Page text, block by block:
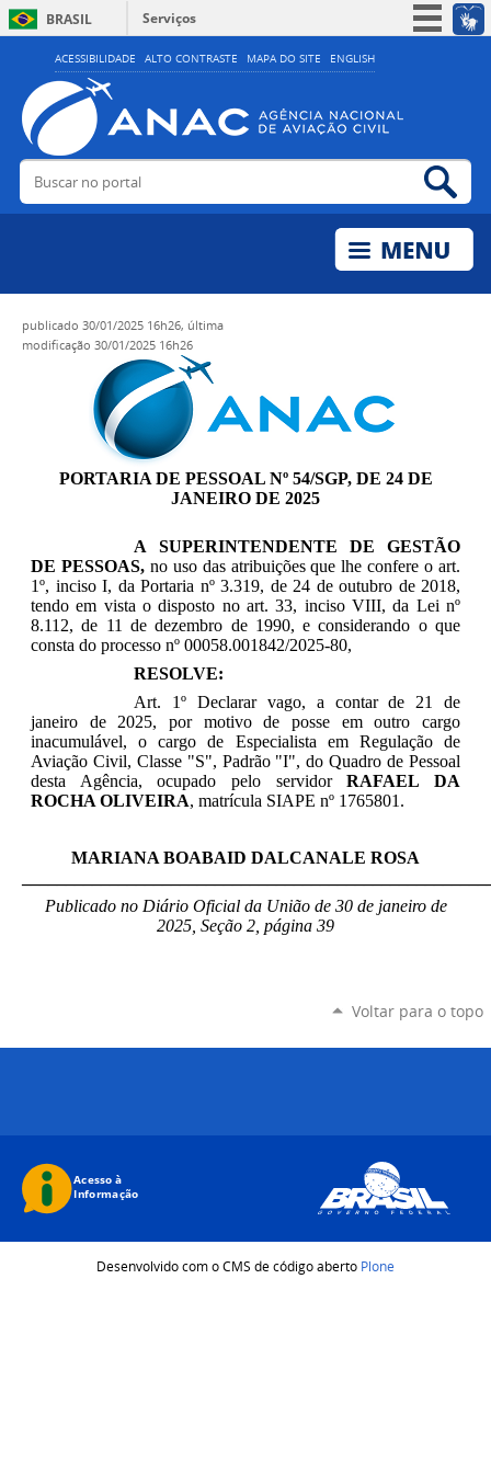
ACESSIBILIDADE ALTO CONTRASTE MAPA DO SITE ENGLISH
BRASIL
Serviços
Simplifique!
Acesso à informação
Legislação
Buscar no portal
publicado 30/01/2025 16h26, última
modificação 30/01/2025 16h26
PORTARIA DE PESSOAL Nº 54/SGP, DE 24 DE
JANEIRO DE 2025
A SUPERINTENDENTE DE GESTÃO
DE PESSOAS,no uso das atribuições que lhe confere o art.
1º, inciso I, da Portaria nº 3.319, de 24 de outubro de 2018,
tendo em vista o disposto no art. 33, inciso VIII, da Lei nº
8.112, de 11 de dezembro de 1990, e considerando o que
consta do processo nº 00058.001842/2025-80,
RESOLVE:
Art. 1º Declarar vago, a contar de 21 de
janeiro de 2025, por motivo de posse em outro cargo
inacumulável, o cargo de Especialista em Regulação de
Aviação Civil, Classe "S", Padrão "I", do Quadro de Pessoal
desta Agência, ocupado pelo servidorRAFAEL DA
ROCHA OLIVEIRA, matrícula SIAPE nº 1765801.
MARIANA BOABAID DALCANALE ROSA
Publicado no Diário Oficial da União de 30 de janeirode
2025, Seção 2, página 39
Voltar para o topo
Desenvolvido com o CMS de código aberto Plone